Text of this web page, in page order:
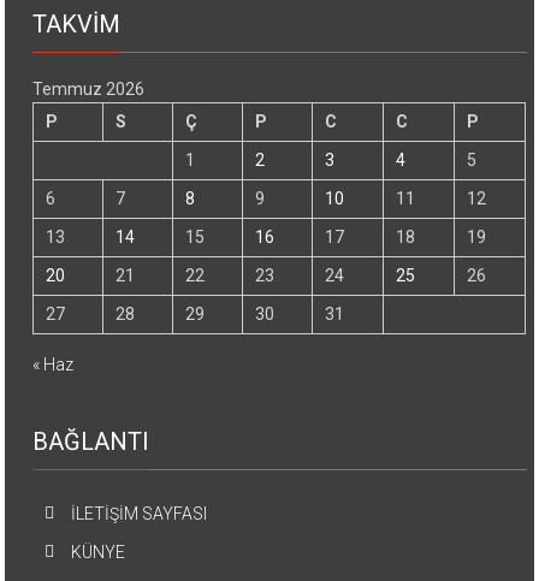
TAKVİM
Temmuz 2026
P
S Ç P C C
P
1
2 3 4
5
6
7 8 9 10 11
12
13
14 15 16 17 18
19
20
21 22 23 24 25
26
27
28 29 30 31
« Haz
BAĞLANTI
İLETİŞİM SAYFASI
KÜNYE